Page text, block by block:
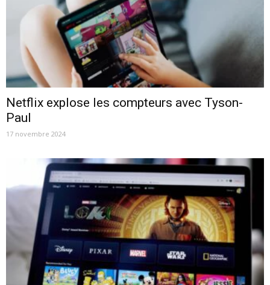
Netflix explose les compteurs avec Tyson-
Paul
17 novembre 2024